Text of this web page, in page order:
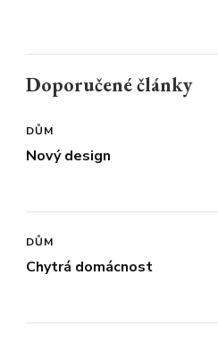
Doporučené články
DŮM
Nový design
DŮM
Chytrá domácnost